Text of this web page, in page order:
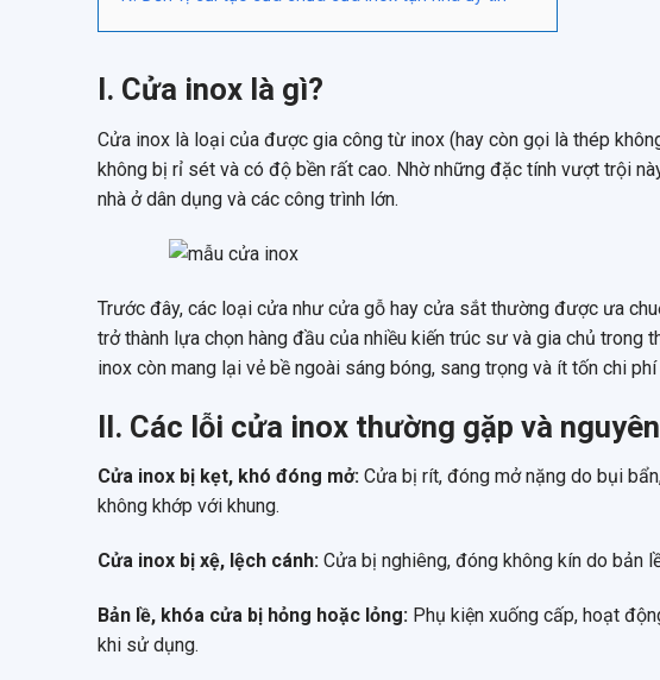
I. Cửa inox là gì?
Cửa inox là loại của được gia công từ inox (hay còn gọi là thép
không bị rỉ sét và có độ bền rất cao. Nhờ những đặc tính vượt trội
nhà ở dân dụng và các công trình lớn.
Trước đây, các loại cửa như cửa gỗ hay cửa sắt thường được ưa
trở thành lựa chọn hàng đầu của nhiều kiến trúc sư và gia chủ trong
inox còn mang lại vẻ bề ngoài sáng bóng, sang trọng và ít tốn chi
II. Các lỗi cửa inox thường gặp và
Cửa inox bị kẹt, khó đóng mở: Cửa bị rít, đóng mở nặng do bụi
không khớp với khung.
Cửa inox bị xệ, lệch cánh: Cửa bị nghiêng, đóng không kín do bản
Bản lề, khóa cửa bị hỏng hoặc lỏng: Phụ kiện xuống cấp, hoạt
khi sử dụng.